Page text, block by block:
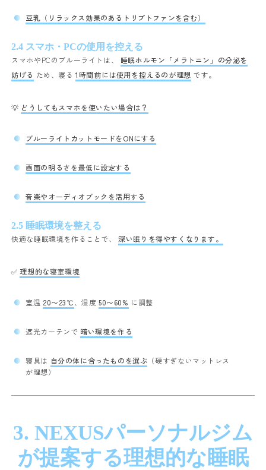
豆乳（リラックス効果のあるトリプトファンを含む）
2.4 スマホ・PCの使用を控える
スマホやPCのブルーライトは、 睡眠ホルモン「メラトニン」の分泌を
妨げる ため、寝る1時間前には使用を控えるのが理想 です。
💡 どうしてもスマホを使いたい場合は？
ブルーライトカットモードをONにする
画面の明るさを最低に設定する
音楽やオーディオブックを活用する
2.5 睡眠環境を整える
快適な睡眠環境を作ることで、深い眠りを得やすくなります。
✅ 理想的な寝室環境
室温 20〜23℃、湿度50〜60% に調整
遮光カーテンで 暗い環境を作る
寝具は 自分の体に合ったものを選ぶ （硬すぎないマットレス
が理想）
3. NEXUSパーソナルジム
が提案する理想的な睡眠